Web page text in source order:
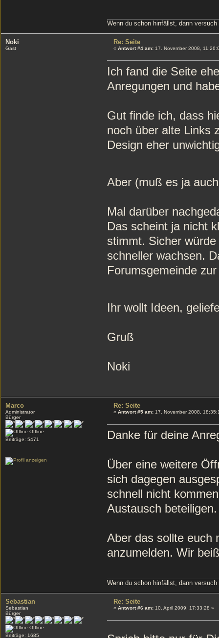
Wenn du schon hinfällst, dann
Noki
Gast
Re: Seite
« Antwort #4 am:17. November 2008,
Ich fand die Seite
Anregungen und
Gut finde ich, dass
noch über alte Links
Design eher
Aber (muß es ja
Mal darüber
Das scheint ja nicht
stimmt. Sicher
schneller wachsen.
Forumsgemeinde
Ihr wollt Ideen,
Gruß
Noki
Marco
Administrator
Bürger
Offline
Beiträge: 5471
Re: Seite
« Antwort #5 am:17. November 2008,
Danke für deine
Über eine weitere
sich dagegen
schnell nicht
Austausch beteiligen.
Aber das sollte euch
anzumelden. Wir
Wenn du schon hinfällst, dann
Sebastian
Sebastian
Bürger
Offline
Beiträge: 1685
Re: Seite
« Antwort #6 am:10. April 2009, 17:33:28 »